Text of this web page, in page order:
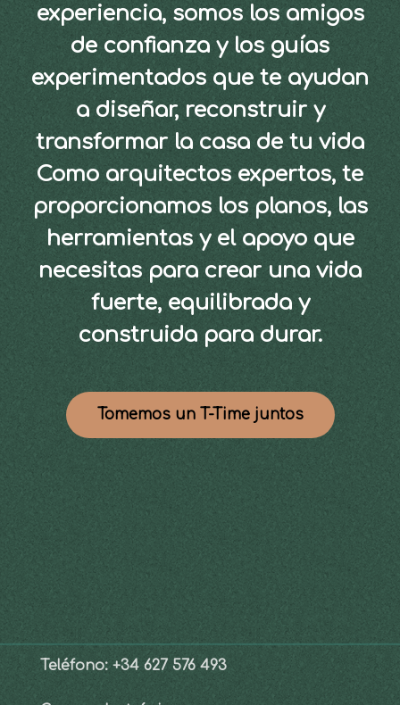
experiencia, somos los amigos
de confianza y los guías
experimentados que te ayudan
a diseñar, reconstruir y
transformar la casa de tu vida
Como arquitectos expertos, te
proporcionamos los planos, las
herramientas y el apoyo que
necesitas para crear una vida
fuerte, equilibrada y
construida para durar.
Tomemos un T-Time juntos
Teléfono: +34 627 576 493